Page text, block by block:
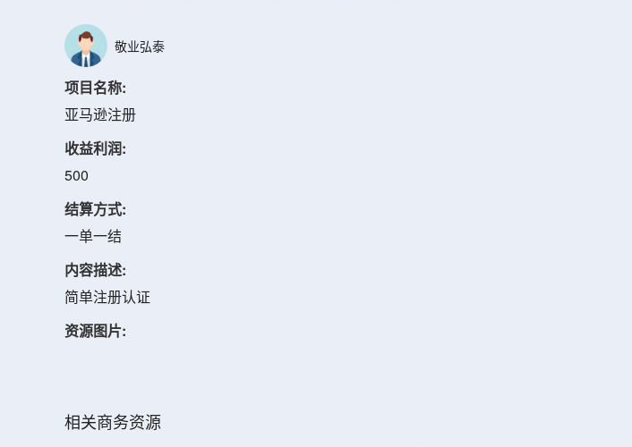
敬业弘泰
项目名称:
亚马逊注册
收益利润:
500
结算方式:
一单一结
内容描述:
简单注册认证
资源图片:
相关商务资源